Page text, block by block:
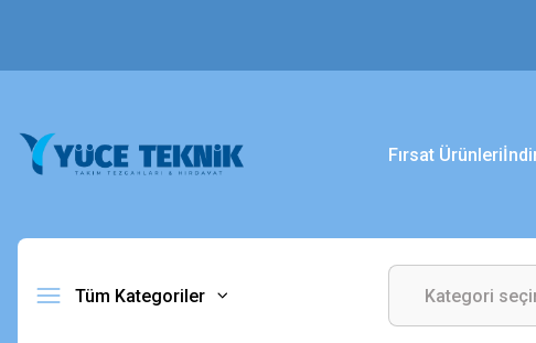
Fırsat Ürünleri
Tüm Kategoriler